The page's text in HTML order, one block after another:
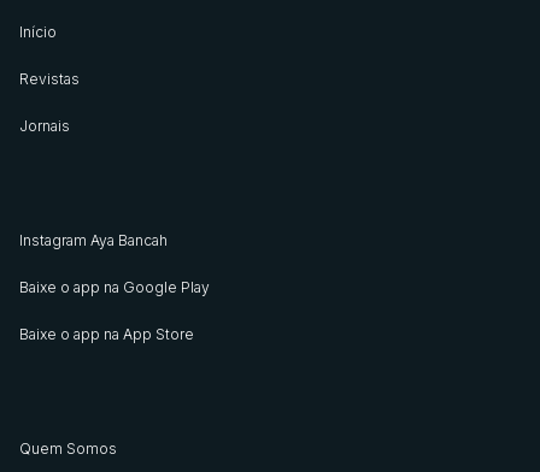
Início
Revistas
Jornais
Instagram Aya Bancah
Baixe o app na Google Play
Baixe o app na App Store
Quem Somos